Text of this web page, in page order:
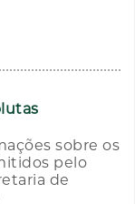
sobre os
pelo
de